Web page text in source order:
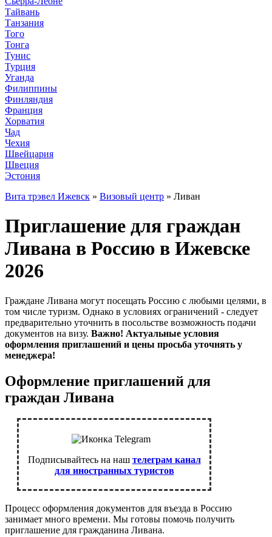
Тайвань
Танзания
Того
Тонга
Тунис
Турция
Уганда
Филиппины
Финляндия
Франция
Хорватия
Чад
Чехия
Швейцария
Швеция
Эстония
Вита трэвел Ижевск » Визовый центр » Ливан
Приглашение для граждан
Ливана в Россию в Ижевске
2026
Граждане Ливана могут посещать Россию с любыми целями, в
том числе туризм. Однако в условиях ограничений - следует
предварительно уточнить в посольстве возможность подачи
документов на визу. Важно! Актуальные условия
оформления приглашений и цены просьба уточнять у
менеджера!
Оформление приглашений для
граждан Ливана
Подписывайтесь на наш телеграм канал
для иностранных туристов
Процесс оформления документов для въезда в Россию
занимает много времени. Мы готовы помочь получить
приглашение для гражданина Ливана.